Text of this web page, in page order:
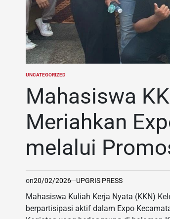
POSTED
UNCATEGORIZED
Mahasiswa
Meriahkan
melalui
on20/02/2026 UPGRIS PRESS
Mahasiswa Kuliah Kerja Nyata (KKN)
berpartisipasi aktif dalam Expo